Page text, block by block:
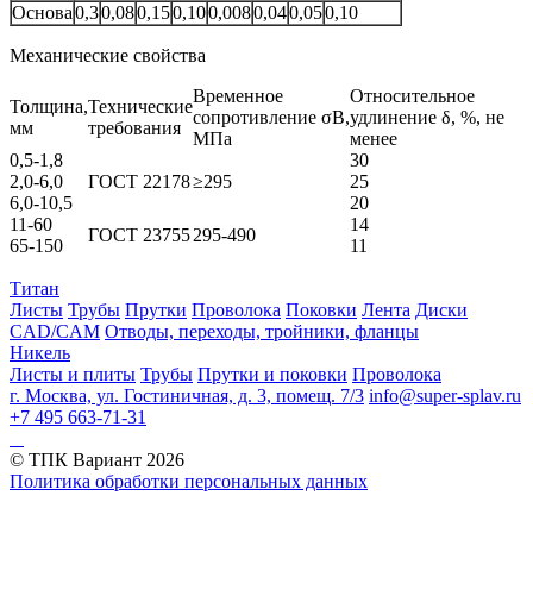
Основа0,30,080,150,100,0080,040,050,10
Механические свойства
Толщина,
мм
Технические
требования
Временное
сопротивление σB,
МПа
Относительное
удлинение δ, %, не
менее
0,5-1,8
ГОСТ 22178≥295
30
2,0-6,0
25
6,0-10,5
20
11-60
ГОСТ 23755295-490
14
65-150
11
Титан
Листы Трубы Прутки Проволока Поковки Лента Диски
CAD/CAM Отводы, переходы, тройники, фланцы
Никель
Листы и плиты Трубы Прутки и поковки Проволока
г. Москва, ул. Гостиничная, д. 3, помещ. 7/3 info@super-splav.ru
+7 495 663-71-31
© ТПК Вариант 2026
Политика обработки персональных данных